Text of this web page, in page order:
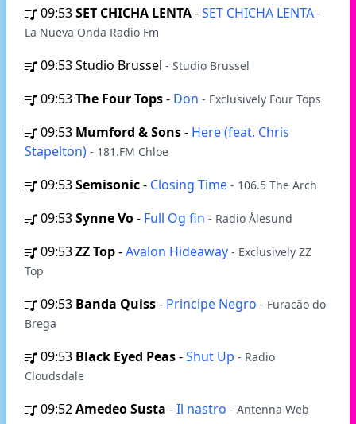
09:53SET CHICHA LENTA-SET CHICHA LENTA -
La Nueva Onda Radio Fm
09:53Studio Brussel - Studio Brussel
09:53The Four Tops- Don - Exclusively Four Tops
09:53 Mumford & Sons- Here (feat. Chris
Stapelton) - 181.FM Chloe
09:53Semisonic- Closing Time - 106.5 The Arch
09:53Synne Vo- Full Og fin - Radio Ålesund
09:53ZZ Top-Avalon Hideaway - Exclusively ZZ
Top
09:53 Banda Quiss- Principe Negro - Furacão do
Brega
09:53 Black Eyed Peas-Shut Up - Radio
Cloudsdale
09:52Amedeo Susta -Il nastro - Antenna Web